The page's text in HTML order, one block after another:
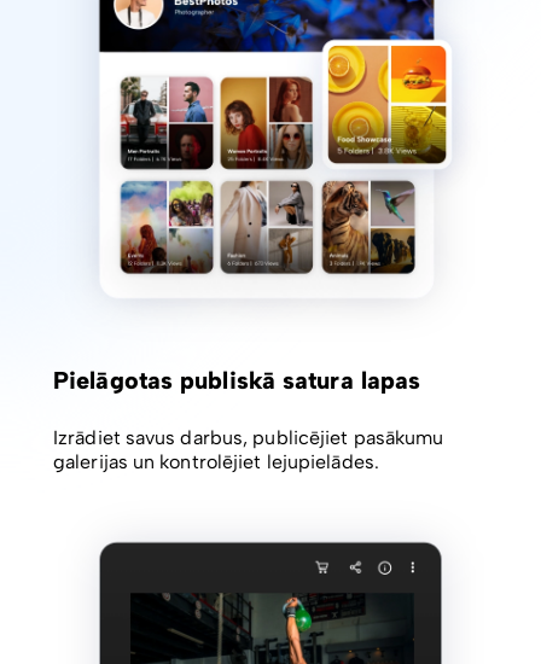
Pielāgotas publiskā satura lapas
Izrādiet savus darbus, publicējiet pasākumu
galerijas un kontrolējiet lejupielādes.